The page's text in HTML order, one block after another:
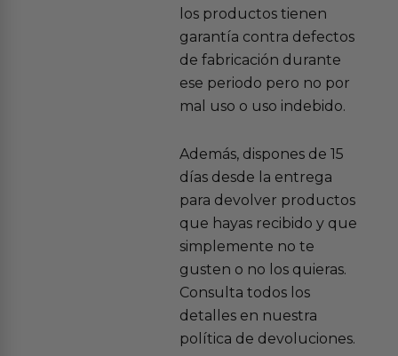
los productos tienen
garantía contra defectos
de fabricación durante
ese periodo pero no por
mal uso o uso indebido.
Además, dispones de 15
días desde la entrega
para devolver productos
que hayas recibido y que
simplemente no te
gusten o no los quieras.
Consulta todos los
detalles en nuestra
política de devoluciones.